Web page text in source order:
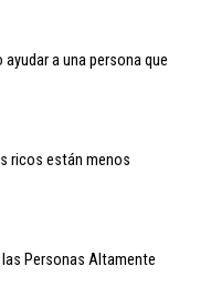
a una persona que
ricos están menos
Personas Altamente